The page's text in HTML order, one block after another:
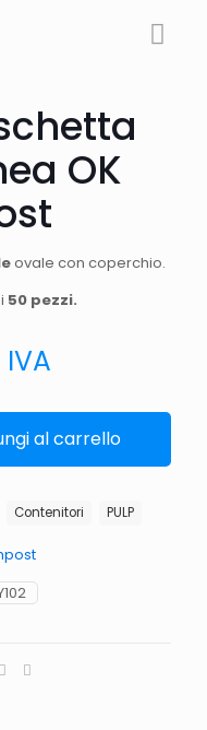
OK
ovale con coperchio.
50 pezzi.
al carrello
Contenitori PULP